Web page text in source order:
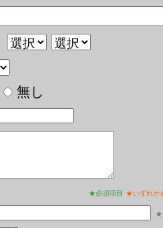
無し
★必須項目 ★いずれか
★